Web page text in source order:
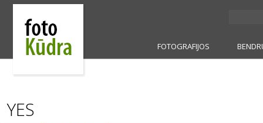
FOTOGRAFIJOS
YES